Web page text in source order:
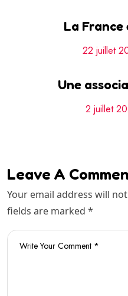
La
22 juillet
Une
2 juillet
Leave A
Your email address will
fields are marked *